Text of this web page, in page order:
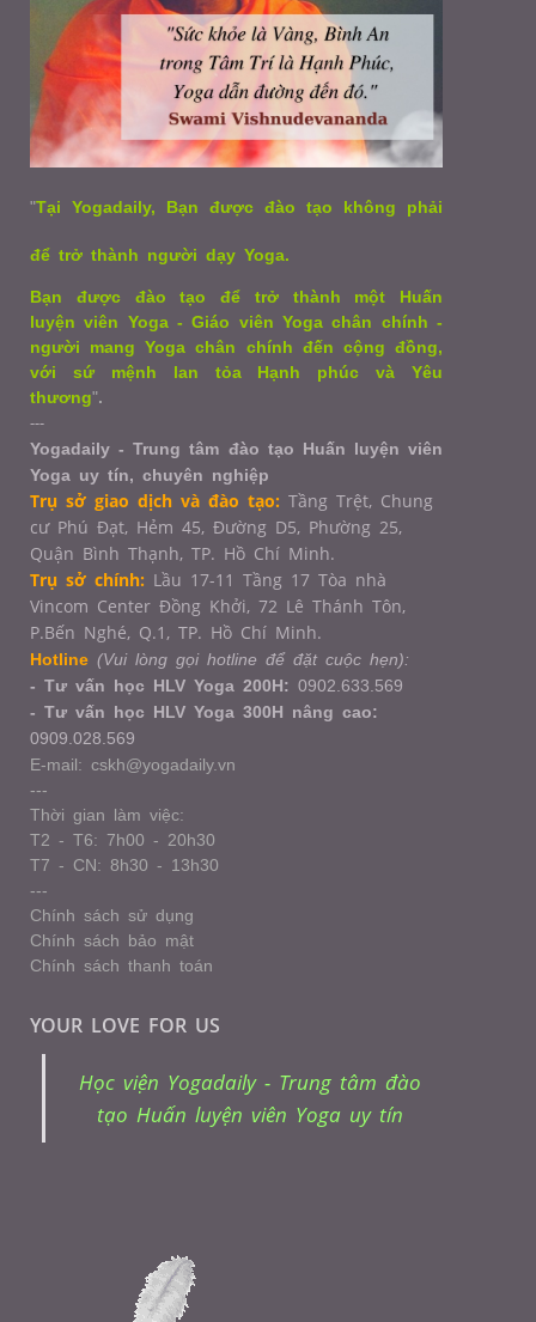
"Tại Yogadaily, Bạn được đào tạo không phải
để trở thành người dạy Yoga.
Bạn được đào tạo để trở thành một Huấn
luyện viên Yoga - Giáo viên Yoga chân chính -
người mang Yoga chân chính đến cộng đồng,
với sứ mệnh lan tỏa Hạnh phúc và Yêu
thương".
---
Yogadaily - Trung tâm đào tạo Huấn luyện viên
Yoga uy tín, chuyên nghiệp
Trụ sở giao dịch và đào tạo: Tầng Trệt, Chung
cư Phú Đạt, Hẻm 45, Đường D5, Phường 25,
Quận Bình Thạnh, TP. Hồ Chí Minh.
Trụ sở chính: Lầu 17-11 Tầng 17 Tòa nhà
Vincom Center Đồng Khởi, 72 Lê Thánh Tôn,
P.Bến Nghé, Q.1, TP. Hồ Chí Minh.
Hotline (Vui lòng gọi hotline để đặt cuộc hẹn):
- Tư vấn học HLV Yoga 200H: 0902.633.569
- Tư vấn học HLV Yoga 300H nâng cao:
0909.028.569
E-mail: cskh@yogadaily.vn
---
Thời gian làm việc:
T2 - T6: 7h00 - 20h30
T7 - CN: 8h30 - 13h30
---
Chính sách sử dụng
Chính sách bảo mật
Chính sách thanh toán
YOUR LOVE FOR US
Học viện Yogadaily - Trung tâm đào
tạo Huấn luyện viên Yoga uy tín